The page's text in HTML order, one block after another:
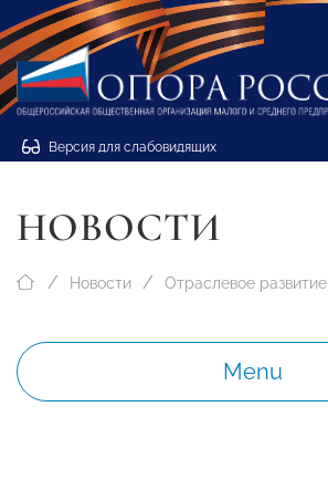
Версия для слабовидящих
НОВОСТИ
Новости Отраслевое развитие
Menu